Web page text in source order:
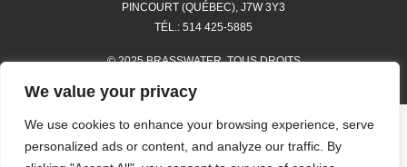
We value your privacy
We use cookies to enhance your browsing experience, serve
personalized ads or content, and analyze our traffic. By
PINCOURT (QUÉBEC), J7W 3Y3
TÉL.: 514 425-5885
© 2025 BRASSWATER. TOUS DROITS
HEURES D’OUVERTURE ET